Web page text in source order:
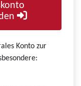
Konto zur